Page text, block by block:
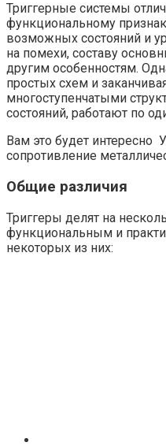
Триггерные системы
функциональному
возможных состояний и
на помехи, составу
другим особенностям.
простых схем и
многоступенчатыми
состояний, работают по
Вам это будет интересно
сопротивление
Общие различия
Триггеры делят на
функциональным и
некоторых из них: